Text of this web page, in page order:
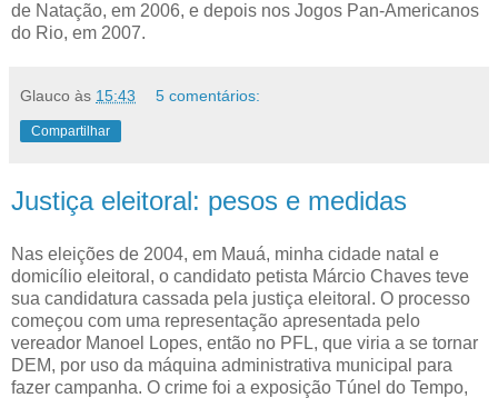
de Natação, em 2006, e depois nos Jogos Pan-Americanos
do Rio, em 2007.
Glauco às 15:43 5 comentários:
Compartilhar
Justiça eleitoral: pesos e medidas
Nas eleições de 2004, em Mauá, minha cidade natal e
domicílio eleitoral, o candidato petista Márcio Chaves teve
sua candidatura cassada pela justiça eleitoral. O processo
começou com uma representação apresentada pelo
vereador Manoel Lopes, então no PFL, que viria a se tornar
DEM, por uso da máquina administrativa municipal para
fazer campanha. O crime foi a exposição Túnel do Tempo,